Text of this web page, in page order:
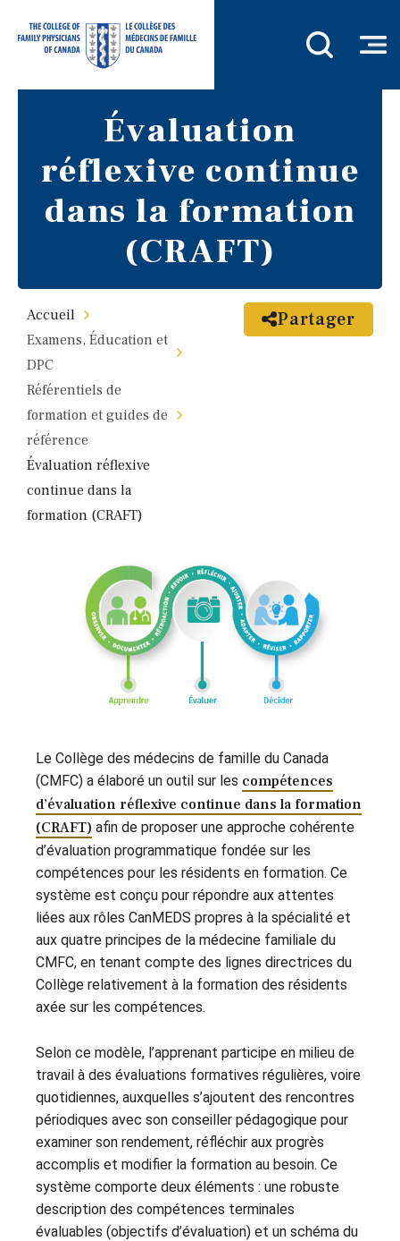
Évaluation
réflexive continue
dans la formation
(CRAFT)
Accueil
Examens, Éducation et
DPC
Référentiels de
formation et guides de
référence
Évaluation réflexive
continue dans la
formation (CRAFT)
Partager
Le Collège des médecins de famille du Canada
(CMFC) a élaboré un outil sur les compétences
d’évaluation réflexive continue dans la formation
(CRAFT) afin de proposer une approche cohérente
d’évaluation programmatique fondée sur les
compétences pour les résidents en formation. Ce
système est conçu pour répondre aux attentes
liées aux rôles CanMEDS propres à la spécialité et
aux quatre principes de la médecine familiale du
CMFC, en tenant compte des lignes directrices du
Collège relativement à la formation des résidents
axée sur les compétences.
Selon ce modèle, l’apprenant participe en milieu de
travail à des évaluations formatives régulières, voire
quotidiennes, auxquelles s’ajoutent des rencontres
périodiques avec son conseiller pédagogique pour
examiner son rendement, réfléchir aux progrès
accomplis et modifier la formation au besoin. Ce
système comporte deux éléments : une robuste
description des compétences terminales
évaluables (objectifs d’évaluation) et un schéma du